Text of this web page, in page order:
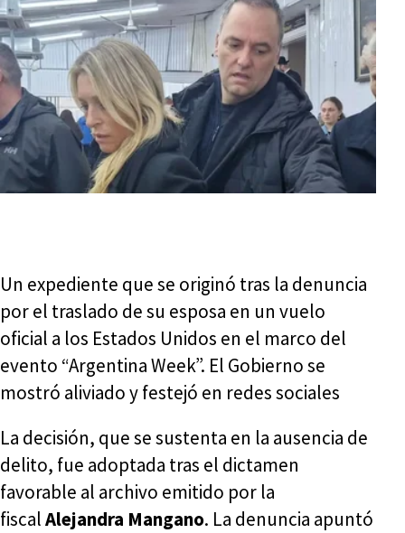
Un expediente que se originó tras la denuncia
por el traslado de su esposa en un vuelo
oficial a los Estados Unidos en el marco del
evento “Argentina Week”. El Gobierno se
mostró aliviado y festejó en redes sociales
La decisión, que se sustenta en la ausencia de
delito, fue adoptada tras el dictamen
favorable al archivo emitido por la
fiscalAlejandra Mangano. La denuncia apuntó